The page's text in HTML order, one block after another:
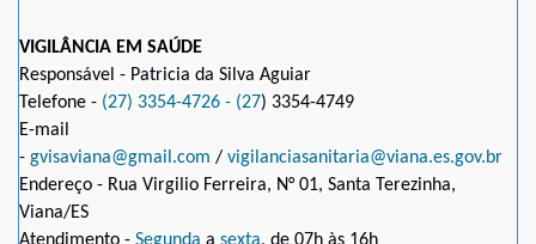
VIGILÂNCIA EM SAÚDE
Responsável - Patricia da Silva Aguiar
Telefone - (27) 3354-4726 - (27) 3354-4749
E-mail
- gvisaviana@gmail.com / vigilanciasanitaria@viana.es.gov.br
Endereço - Rua Virgilio Ferreira, N° 01, Santa Terezinha,
Viana/ES
Atendimento - Segunda a sexta, de 07h às 16h